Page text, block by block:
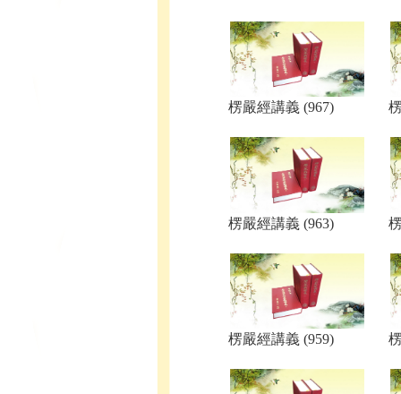
楞嚴經講義 (967)
楞嚴經講義 (963)
楞嚴經講義 (959)